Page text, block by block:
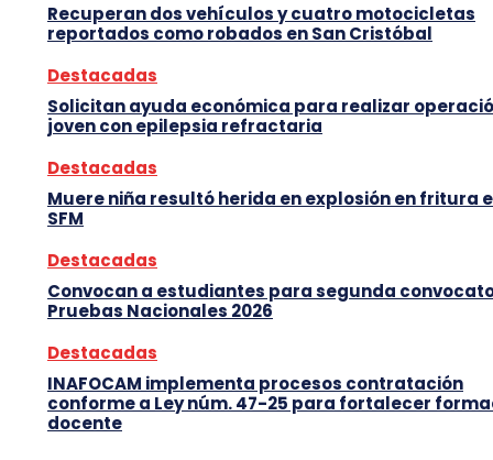
Recuperan dos vehículos y cuatro motocicletas
reportados como robados en San Cristóbal
Destacadas
Solicitan ayuda económica para realizar
joven con epilepsia refractaria
Destacadas
Muere niña resultó herida en explosión en fritura
SFM
Destacadas
Convocan a estudiantes para segunda
Pruebas Nacionales 2026
Destacadas
INAFOCAM implementa procesos contratación
conforme a Ley núm. 47-25 para fortalecer
docente